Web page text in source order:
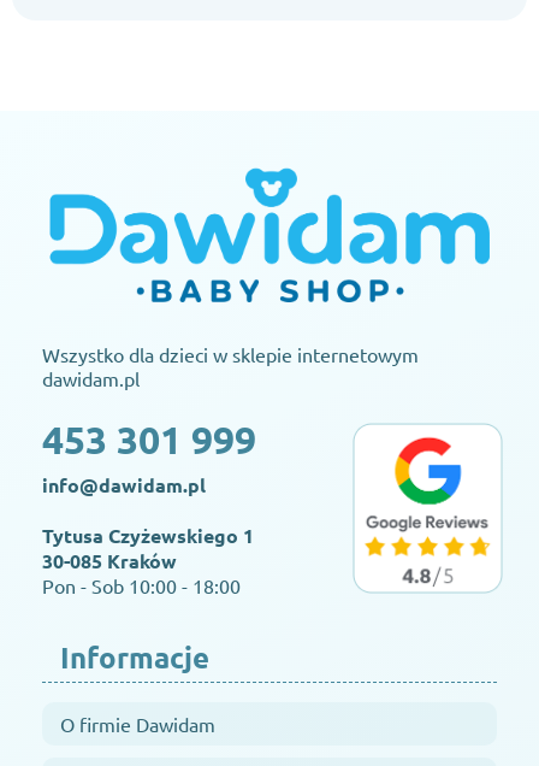
Wszystko dla dzieci w sklepie internetowym
dawidam.pl
453 301 999
info@dawidam.pl
Tytusa Czyżewskiego 1
30-085 Kraków
Pon - Sob 10:00 - 18:00
Informacje
O firmie Dawidam